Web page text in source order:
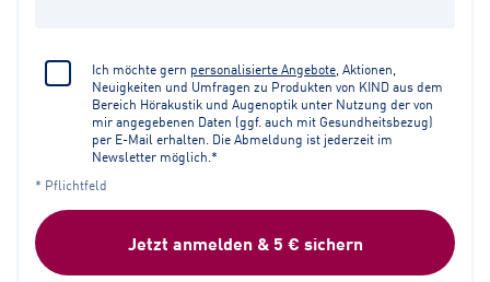
Ich möchte gern personalisierte Angebote , Aktionen,
Neuigkeiten und Umfragen zu Produkten von KIND aus dem
Bereich Hörakustik und Augenoptik unter Nutzung der von
mir angegebenen Daten (ggf. auch mit Gesundheitsbezug)
per E-Mail erhalten. Die Abmeldung ist jederzeit im
Newsletter möglich.*
* Pflichtfeld
Jetzt anmelden & 5 € sichern